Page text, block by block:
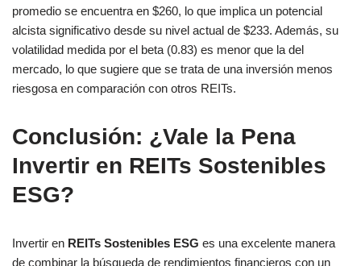
promedio se encuentra en $260, lo que implica un potencial
alcista significativo desde su nivel actual de $233. Además, su
volatilidad medida por el beta (0.83) es menor que la del
mercado, lo que sugiere que se trata de una inversión menos
riesgosa en comparación con otros REITs​.
Conclusión: ¿Vale la Pena
Invertir en REITs Sostenibles
ESG?
Invertir en REITs Sostenibles ESG es una excelente manera
de combinar la búsqueda de rendimientos financieros con un